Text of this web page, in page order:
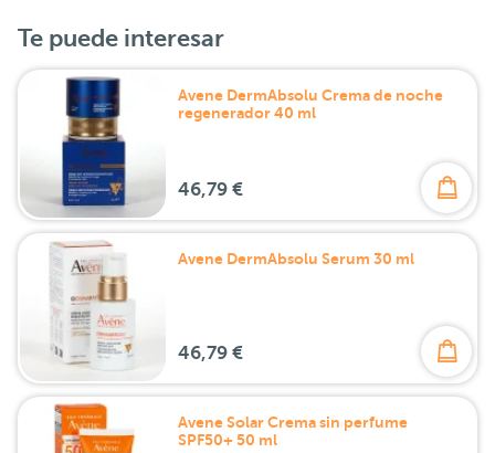
Te puede interesar
Avene DermAbsolu Crema de noche
regenerador 40 ml
46,79 €
Avene DermAbsolu Serum 30 ml
46,79 €
Avene Solar Crema sin perfume
SPF50+ 50 ml